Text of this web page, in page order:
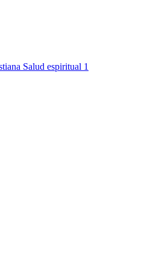
Salud espiritual 1